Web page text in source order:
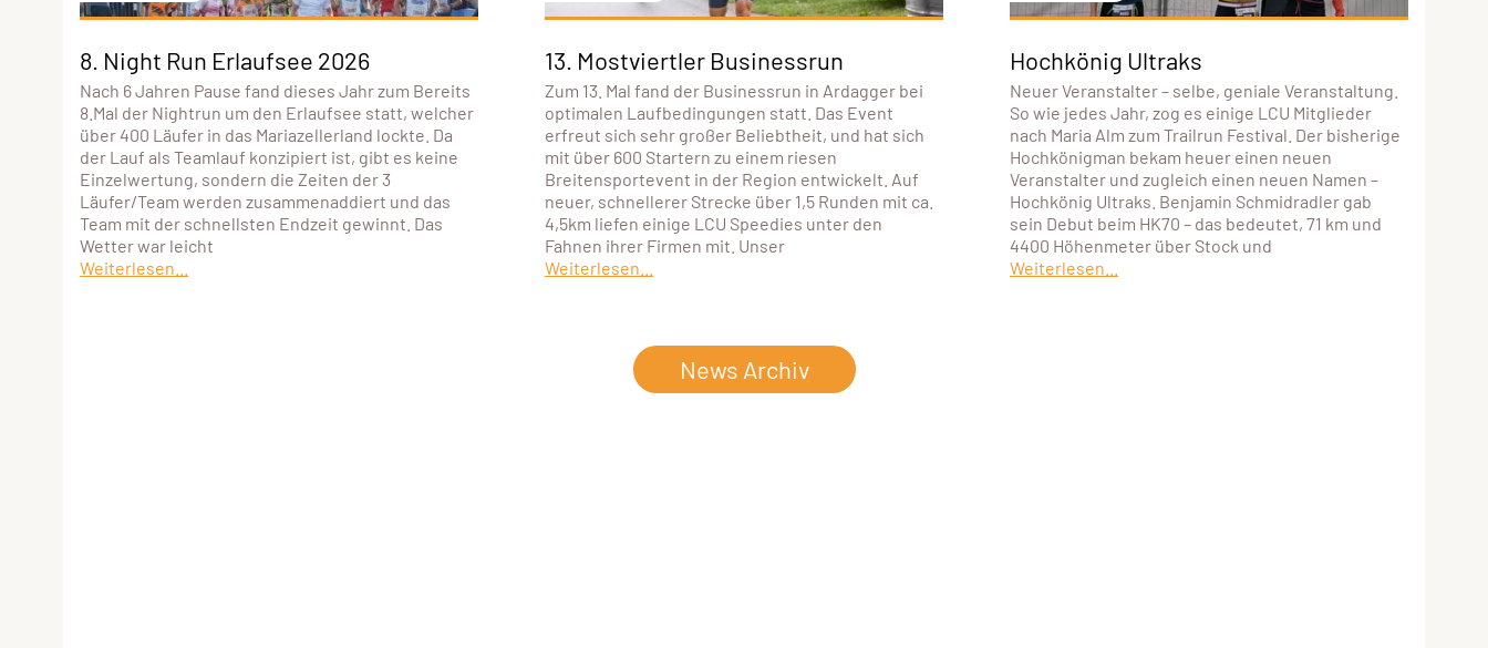
8. Night Run Erlaufsee 2026
Nach 6 Jahren Pause fand dieses Jahr zum Bereits
8.Mal der Nightrun um den Erlaufsee statt, welcher
über 400 Läufer in das Mariazellerland lockte. Da
der Lauf als Teamlauf konzipiert ist, gibt es keine
Einzelwertung, sondern die Zeiten der 3
Läufer/Team werden zusammenaddiert und das
Team mit der schnellsten Endzeit gewinnt. Das
Wetter war leicht
Weiterlesen...
13. Mostviertler Businessrun
Zum 13. Mal fand der Businessrun in Ardagger bei
optimalen Laufbedingungen statt. Das Event
erfreut sich sehr großer Beliebtheit, und hat sich
mit über 600 Startern zu einem riesen
Breitensportevent in der Region entwickelt. Auf
neuer, schnellerer Strecke über 1,5 Runden mit ca.
4,5km liefen einige LCU Speedies unter den
Fahnen ihrer Firmen mit. Unser
Weiterlesen...
Hochkönig Ultraks
Neuer Veranstalter – selbe, geniale Veranstaltung.
So wie jedes Jahr, zog es einige LCU Mitglieder
nach Maria Alm zum Trailrun Festival. Der bisherige
Hochkönigman bekam heuer einen neuen
Veranstalter und zugleich einen neuen Namen –
Hochkönig Ultraks. Benjamin Schmidradler gab
sein Debut beim HK70 – das bedeutet, 71 km und
4400 Höhenmeter über Stock und
Weiterlesen...
News Archiv